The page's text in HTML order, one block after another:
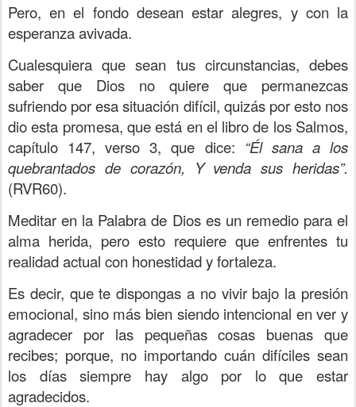
Pero, en el fondo desean estar alegres, y con la
esperanza avivada.
Cualesquiera que sean tus circunstancias, debes
saber que Dios no quiere que permanezcas
sufriendo por esa situación difícil, quizás por esto nos
dio esta promesa, que está en el libro de los Salmos,
capítulo 147, verso 3, que dice: “Él sana a los
quebrantados de corazón, Y venda sus heridas”.
(RVR60).
Meditar en la Palabra de Dios es un remedio para el
alma herida, pero esto requiere que enfrentes tu
realidad actual con honestidad y fortaleza.
Es decir, que te dispongas a no vivir bajo la presión
emocional, sino más bien siendo intencional en ver y
agradecer por las pequeñas cosas buenas que
recibes; porque, no importando cuán difíciles sean
los días siempre hay algo por lo que estar
agradecidos.